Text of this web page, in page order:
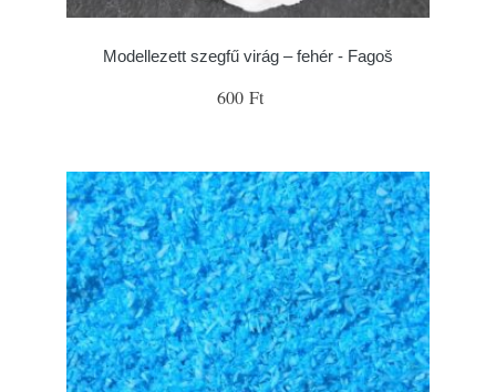
Modellezett szegfű virág – fehér - Fagoš
600 Ft